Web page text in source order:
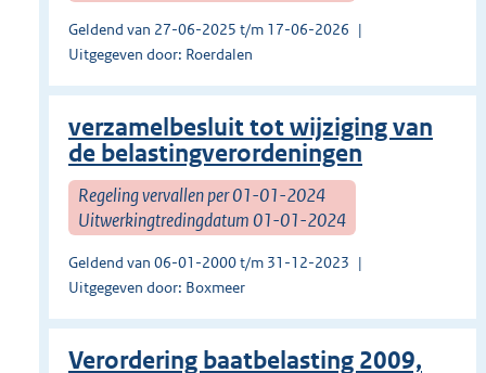
Geldend van 27-06-2025 t/m 17-06-2026
Uitgegeven door: Roerdalen
verzamelbesluit tot wijziging van
de belastingverordeningen
Regeling vervallen per 01-01-2024
Uitwerkingtredingdatum 01-01-2024
Geldend van 06-01-2000 t/m 31-12-2023
Uitgegeven door: Boxmeer
Verordering baatbelasting 2009,